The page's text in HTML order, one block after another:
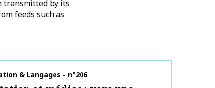
transmitted by its
feeds such as
& Langages - n°206